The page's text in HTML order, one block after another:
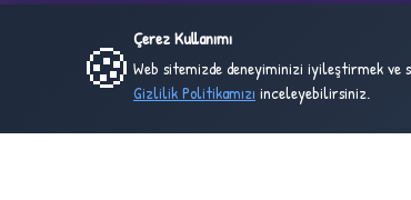
🍪 Çerez Kullanımı
Web sitemizde deneyiminizi iyileştirmek
Gizlilik Politikamızı inceleyebilirsiniz.